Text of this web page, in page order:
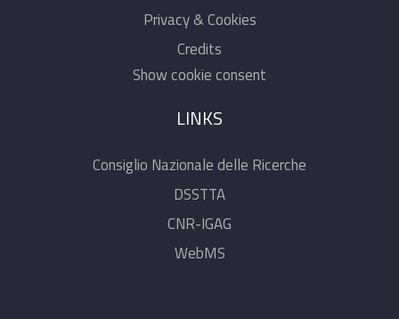
Privacy & Cookies
Credits
Show cookie consent
LINKS
Consiglio Nazionale delle Ricerche
DSSTTA
CNR-IGAG
WebMS